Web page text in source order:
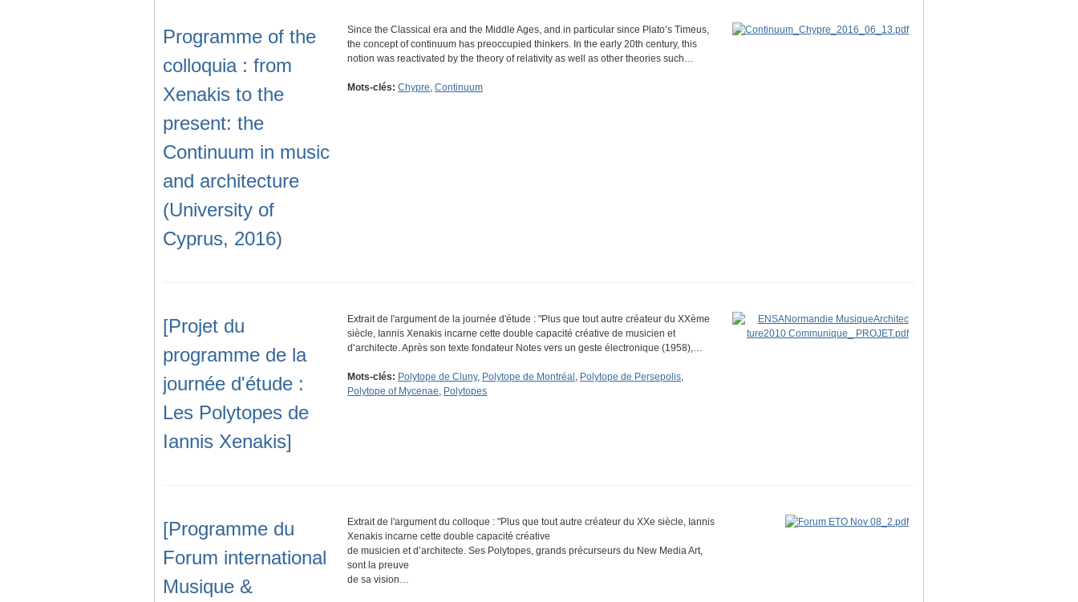
Programme of the
colloquia : from
Xenakis to the
present: the
Continuum in music
and architecture
(University of
Cyprus, 2016)
Since the Classical era and the Middle Ages, and in particular since Plato’s Timeus,
the concept of continuum has preoccupied thinkers. In the early 20th century, this
notion was reactivated by the theory of relativity as well as other theories such…
Mots-clés: Chypre, Continuum
[Projet du
programme de la
journée d'étude :
Les Polytopes de
Iannis Xenakis]
Extrait de l'argument de la journée d'étude : "Plus que tout autre créateur du XXème
siècle, Iannis Xenakis incarne cette double capacité créative de musicien et
d’architecte. Après son texte fondateur Notes vers un geste électronique (1958),…
Mots-clés: Polytope de Cluny, Polytope de Montréal , Polytope de Persepolis,
Polytope of Mycenae, Polytopes
[Programme du
Forum international
Musique &
Extrait de l'argument du colloque : "Plus que tout autre créateur du XXe siècle, Iannis
Xenakis incarne cette double capacité créative
de musicien et d’architecte. Ses Polytopes, grands précurseurs du New Media Art,
sont la preuve
de sa vision…